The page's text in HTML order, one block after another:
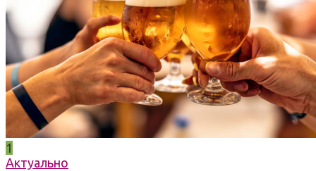
1
Актуально